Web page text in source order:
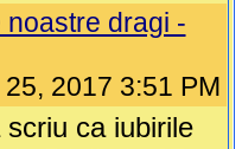
dragi -
2017 3:51 PM
ca iubirile